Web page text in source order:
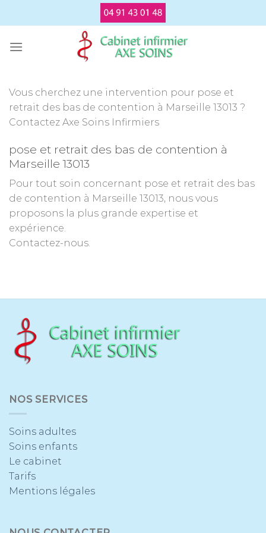
Vous cherchez une intervention pour pose et
retrait des bas de contention à Marseille 13013 ?
Contactez Axe Soins Infirmiers
pose et retrait des bas de contention à
Marseille 13013
Pour tout soin concernant pose et retrait des bas
de contention à Marseille 13013, nous vous
proposons la plus grande expertise et
expérience.
Contactez-nous.
NOS SERVICES
Soins adultes
Soins enfants
Le cabinet
Tarifs
Mentions légales